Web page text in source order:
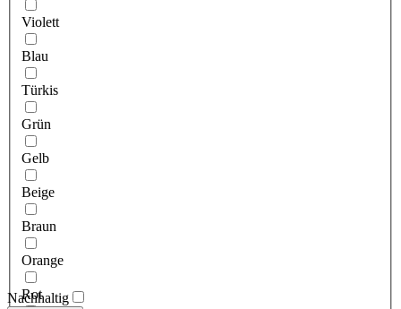
Violett
Blau
Türkis
Grün
Gelb
Beige
Braun
Orange
Rot
Nachhaltig